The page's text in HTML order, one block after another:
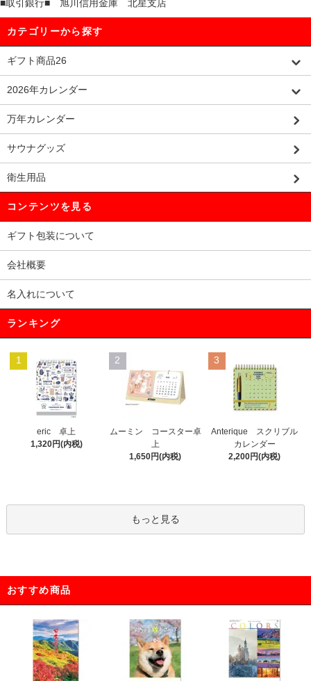
■取引銀行■ 旭川信用金庫 北星支店
カテゴリーから探す
ギフト商品26
2026年カレンダー
万年カレンダー
サウナグッズ
衛生用品
コンテンツを見る
ギフト包装について
会社概要
名入れについて
ランキング
1
eric 卓上
1,320円(内税)
2
ムーミン コースター卓
上
1,650円(内税)
3
Anterique スクリブル
カレンダー
2,200円(内税)
もっと見る
おすすめ商品